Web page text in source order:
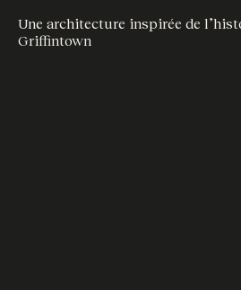
Une architecture inspirée de
Griffintown